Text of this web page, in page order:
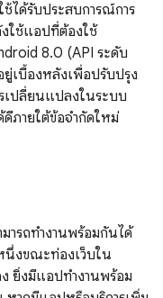
ได้รับประสบการณ์การ
ใช้แอปที่ต้องใช้
8.0 (API ระดับ
เบื้องหลังเพื่อปรับปรุง
เปลี่ยนแปลงในระบบ
ภายใต้ข้อจำกัดใหม่
ารถทำงานพร้อมกันได้
นึ่งขณะท่องเว็บใน
ยิ่งมีแอปทำงานพร้อม